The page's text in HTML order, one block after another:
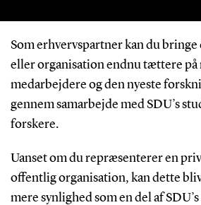
Som erhvervspartner kan du
eller organisation endnu tættere på
medarbejdere og den nyeste
gennem samarbejde med SDU’s
forskere.
Uanset om du repræsenterer en
offentlig organisation, kan dette
mere synlighed som en del af